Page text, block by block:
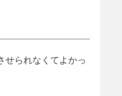
せられなくてよかっ